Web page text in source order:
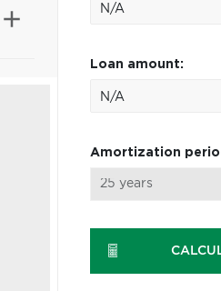
Loan amount:
Amortization